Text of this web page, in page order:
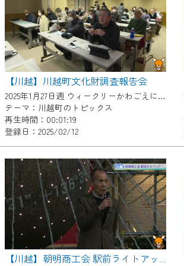
【川越】川越町文化財調査報告会
2025年1月27日週 ウィークリーかわごえにて放送
テーマ：川越町のトピックス
再生時間：00:01:19
登録日：2025/02/12
【川越】朝明商工会 駅前ライトアップ
しています。
ご利用いただけません。
ます。